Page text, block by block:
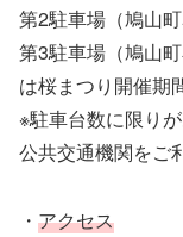
第2駐車場（鳩山
第3駐車場（鳩山
は桜まつり開催期
※駐車台数に限り
公共交通機関をご
・ アクセス